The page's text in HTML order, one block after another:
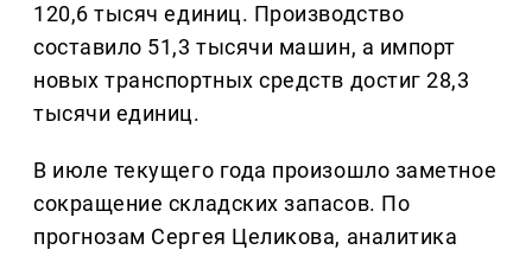
120,6 тысяч единиц. Производство
составило 51,3 тысячи машин, а импорт
новых транспортных средств достиг 28,3
тысячи единиц.
В июле текущего года произошло заметное
сокращение складских запасов. По
прогнозам Сергея Целикова, аналитика